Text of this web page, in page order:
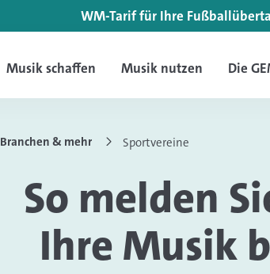
WM-Tarif für Ihre
Musik schaffen Musik nutzen Die
Branchen & mehr Sportvereine
So melden
Ihre Musik